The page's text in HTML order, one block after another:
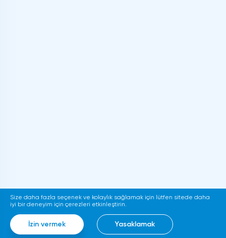
Size daha fazla seçenek ve kolaylık sağlamak için lütfen sitede daha
iyi bir deneyim için çerezleri etkinleştirin.
İzin vermek Yasaklamak